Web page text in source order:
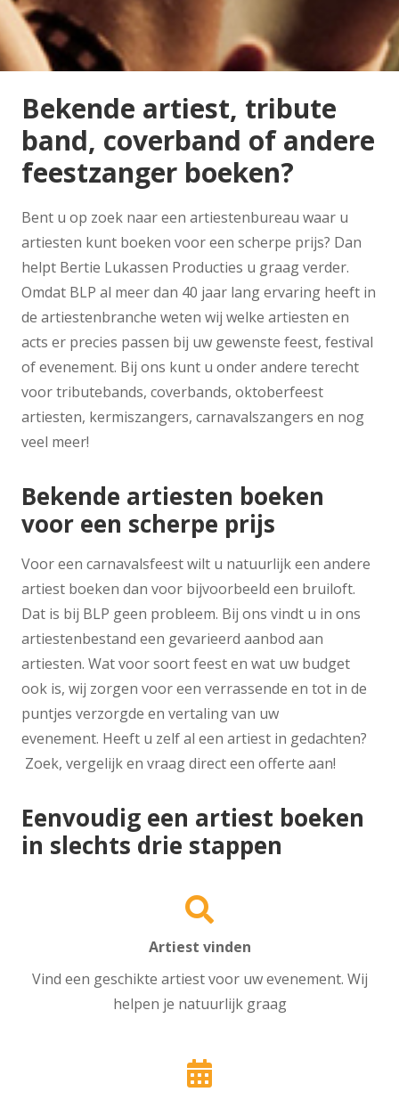
Bekende artiest, tribute
band, coverband of andere
feestzanger boeken?
Bent u op zoek naar een artiestenbureau waar u
artiesten kunt boeken voor een scherpe prijs? Dan
helpt Bertie Lukassen Producties u graag verder.
Omdat BLP al meer dan 40 jaar lang ervaring heeft in
de artiestenbranche weten wij welke artiesten en
acts er precies passen bij uw gewenste feest, festival
of evenement. Bij ons kunt u onder andere terecht
voor tributebands, coverbands, oktoberfeest
artiesten, kermiszangers, carnavalszangers en nog
veel meer!
Bekende artiesten boeken
voor een scherpe prijs
Voor een carnavalsfeest wilt u natuurlijk een andere
artiest boeken dan voor bijvoorbeeld een bruiloft.
Dat is bij BLP geen probleem. Bij ons vindt u in ons
artiestenbestand een gevarieerd aanbod aan
artiesten. Wat voor soort feest en wat uw budget
ook is, wij zorgen voor een verrassende en tot in de
puntjes verzorgde en vertaling van uw
evenement. Heeft u zelf al een artiest in gedachten?
Zoek, vergelijk en vraag direct een offerte aan!
Eenvoudig een artiest boeken
in slechts drie stappen
Artiest vinden
Vind een geschikte artiest voor uw evenement. Wij
helpen je natuurlijk graag